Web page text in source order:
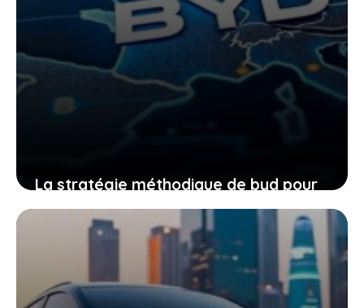
La stratégie méthodique de byd pour
s’implanter durablement dans
l’industrie européenne